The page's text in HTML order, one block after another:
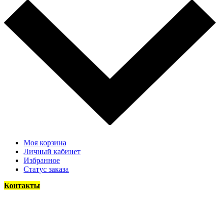
Моя корзина
Личный кабинет
Избранное
Статус заказа
Контакты